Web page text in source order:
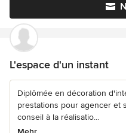
L'espace d'un instant
Diplômée en décoration
prestations pour agencer et
conseil à la réalisatio...